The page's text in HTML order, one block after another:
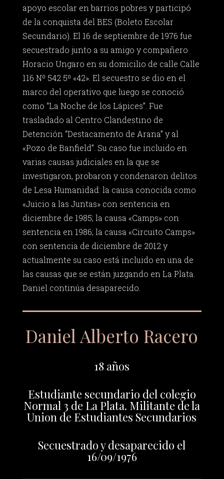
apoyo escolar en barrios pobres y participó
de la conquista del BES (Boleto Escolar
Secundario). El 16 de septiembre de 1976 fue
secuestrado junto a su amigo y compañero
Horacio Ungaro en su domicilio de calle Calle
116 Nº 542 5º «42». El secuestro se dio en el
marco del operativo que luego se conoció
como “La Noche de los Lápices”. Fue
trasladado al Centro Clandestino de
Detención “Destacamento de Arana” y al
«Pozo de Banfield”. Su caso fue incluido en
varias causas judiciales en la que se
investigaron, probaron y condenaron delitos
de Lesa Humanidad: la causa conocida como
«Juicio a las Juntas» con sentencia en
diciembre de 1985; la causa «Camps» con
sentencia en 1986; la causa «Circuito Camps»
con sentencia de diciembre de 2012 y
actualmente su caso está incluido en una de
las causas que se están juzgando en La Plata.
Daniel continúa desaparecido.
Daniel Alberto Racero
18 años
Estudiante secundario del colegio
Normal 3 de La Plata. Militante de la
Union de Estudiantes Secundarios
Secuestrado y desaparecido el
16/09/1976